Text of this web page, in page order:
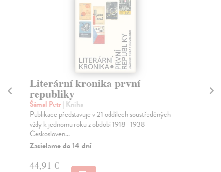
Literární kronika první
republiky
Šámal Petr| Kniha
Publikace představuje v 21 oddílech soustředěných
vždy k jednomu roku z období 1918–1938
Českosloven...
Zasielame do 14 dní
44,91 €